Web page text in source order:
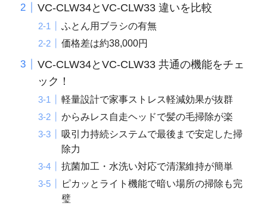
VC-CLW34とVC-CLW33 違いを比較
ふとん用ブラシの有無
価格差は約38,000円
VC-CLW34とVC-CLW33 共通の機能をチェ
ック！
軽量設計で家事ストレス軽減効果が抜群
からみレス自走ヘッドで髪の毛掃除が楽
吸引力持続システムで最後まで安定した掃
除力
抗菌加工・水洗い対応で清潔維持が簡単
ピカッとライト機能で暗い場所の掃除も完
璧